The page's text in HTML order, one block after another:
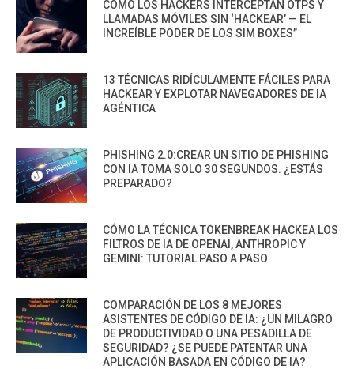
CÓMO LOS HACKERS INTERCEPTAN OTPS Y
LLAMADAS MÓVILES SIN ‘HACKEAR’ — EL
INCREÍBLE PODER DE LOS SIM BOXES”
13 TÉCNICAS RIDÍCULAMENTE FÁCILES PARA
HACKEAR Y EXPLOTAR NAVEGADORES DE IA
AGÉNTICA
PHISHING 2.0:CREAR UN SITIO DE PHISHING
CON IA TOMA SOLO 30 SEGUNDOS. ¿ESTÁS
PREPARADO?
CÓMO LA TÉCNICA TOKENBREAK HACKEA LOS
FILTROS DE IA DE OPENAI, ANTHROPIC Y
GEMINI: TUTORIAL PASO A PASO
COMPARACIÓN DE LOS 8 MEJORES
ASISTENTES DE CÓDIGO DE IA: ¿UN MILAGRO
DE PRODUCTIVIDAD O UNA PESADILLA DE
SEGURIDAD? ¿SE PUEDE PATENTAR UNA
APLICACIÓN BASADA EN CÓDIGO DE IA?